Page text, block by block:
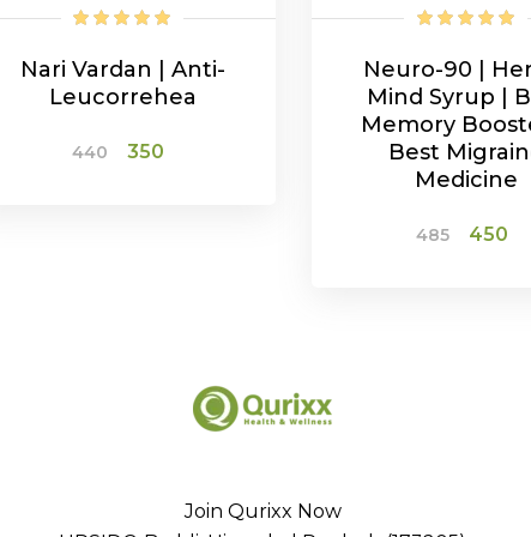
Nari Vardan | Anti-
Leucorrehea
440
Original
350
Neuro-90 |
Mind Syrup |
Memory
Best
Medicine
485
Original
450
Join Qurixx Now